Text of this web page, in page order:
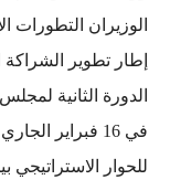
الوزيران التطورات
إطار تطوير الشراكة
الدورة الثانية
في 16 فبراير
للحوار الاستراتيجي